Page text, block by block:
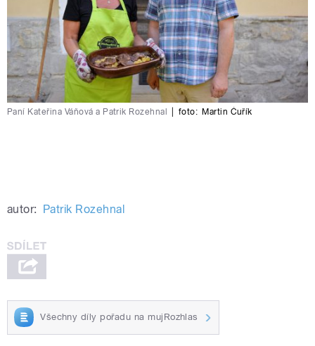
Paní Kateřina Váňová a Patrik Rozehnal foto: Martin Čuřík
autor: Patrik Rozehnal
Všechny díly pořadu na mujRozhlas